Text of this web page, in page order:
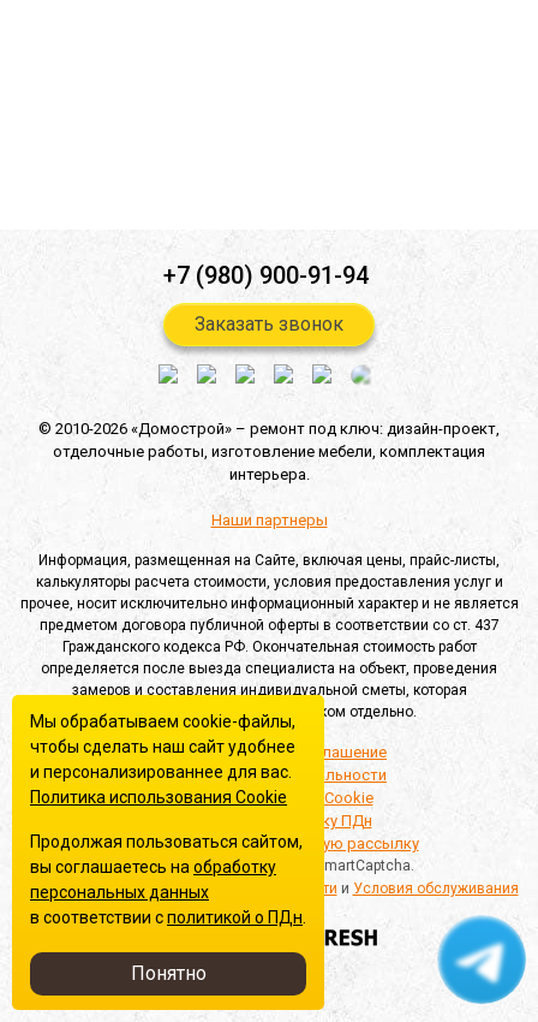
© 2010-2026 «Домострой» – ремонт под ключ: дизайн-проект,
отделочные работы, изготовление мебели, комплектация
интерьера.
Наши партнеры
+7 (980) 900-91-94
Заказать звонок
Информация, размещенная на Сайте, включая цены, прайс-листы,
калькуляторы расчета стоимости, условия предоставления услуг и
прочее, носит исключительно информационный характер и не является
предметом договора публичной оферты в соответствии со ст. 437
Гражданского кодекса РФ. Окончательная стоимость работ
определяется после выезда специалиста на объект, проведения
замеров и составления индивидуальной сметы, которая
согласовывается с Заказчиком отдельно.
Пользовательское соглашение
Политика конфиденциальности
Политика обработки Cookie
Согласие на обработку ПДн
Согласие на информационную рассылку
Этот сайт защищён Yandex SmartCaptcha.
ПрименяютсяПолитика конфиденциальности и Условия обслуживания
Мы обрабатываем cookie-файлы,
чтобы сделать наш сайт удобнее
и персонализированнее для вас.
Политика использования Сookie
Продолжая пользоваться сайтом,
вы соглашаетесь на обработку
персональных данных
в соответствии сполитикой о ПДн
Понятно